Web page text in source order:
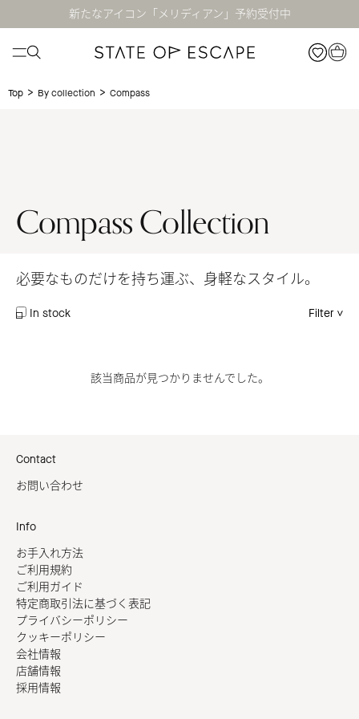
新たなアイコン「メリディアン」予約受付中
Top > By collection > Compass
Compass Collection
必要なものだけを持ち運ぶ、身軽なスタイル。
In stock Filter
該当商品が見つかりませんでした。
Contact
お問い合わせ
Info
お手入れ方法
ご利用規約
ご利用ガイド
特定商取引法に基づく表記
プライバシーポリシー
クッキーポリシー
会社情報
店舗情報
採用情報